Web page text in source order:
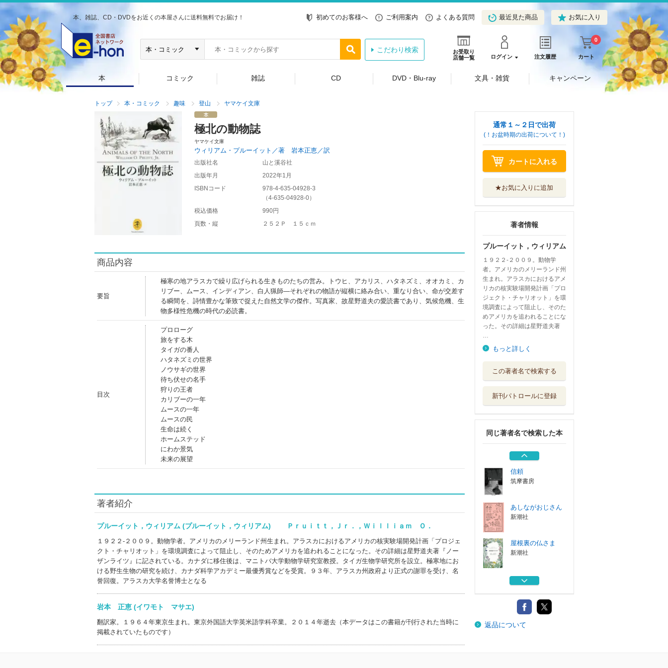
本、雑誌、CD・DVDをお近くの本屋さんに送料無料でお届け！ 初めてのお客様へ ご利用案内 よくある質問 最近見た商品 お気に入り
お受取り
店舗一覧
ログイン 注文履歴 カート
0
こだわり検索
本 コミック 雑誌 CD DVD・Blu-ray 文具・雑貨 キャンペーン
トップ 本・コミック 趣味 登山 ヤマケイ文庫
極北の動物誌
ヤマケイ文庫
ウィリアム・プルーイット／著 岩本正恵／訳
出版社名
山と溪谷社
出版年月
2022年1月
ISBNコード
978-4-635-04928-3
（4-635-04928-0）
税込価格
990円
頁数・縦
２５２Ｐ １５ｃｍ
商品内容
要旨
極寒の地アラスカで繰り広げられる生きものたちの営み。トウヒ、アカリス、ハタネズミ、オオカミ、カ
リブー、ムース、インディアン、白人猟師―それぞれの物語が縦横に絡み合い、重なり合い、命が交差す
る瞬間を、詩情豊かな筆致で捉えた自然文学の傑作。写真家、故星野道夫の愛読書であり、気候危機、生
物多様性危機の時代の必読書。
目次
プロローグ
旅をする木
タイガの番人
ハタネズミの世界
ノウサギの世界
待ち伏せの名手
狩りの王者
カリブーの一年
ムースの一年
ムースの民
生命は続く
ホームステッド
にわか景気
未来の展望
著者紹介
プルーイット，ウィリアム (プルーイット，ウィリアム) Ｐｒｕｉｔｔ，Ｊｒ．，Ｗｉｌｌｉａｍ Ｏ．
１９２２‐２００９。動物学者。アメリカのメリーランド州生まれ。アラスカにおけるアメリカの核実験場開発計画「プロジェ
クト・チャリオット」を環境調査によって阻止し、そのためアメリカを追われることになった。その詳細は星野道夫著『ノー
ザンライツ』に記されている。カナダに移住後は、マニトバ大学動物学研究室教授。タイガ生物学研究所を設立。極寒地にお
ける野生生物の研究を続け、カナダ科学アカデミー最優秀賞などを受賞。９３年、アラスカ州政府より正式の謝罪を受け、名
誉回復。アラスカ大学名誉博士となる
岩本 正恵 (イワモト マサエ)
翻訳家。１９６４年東京生まれ。東京外国語大学英米語学科卒業。２０１４年逝去（本データはこの書籍が刊行された当時に
掲載されていたものです）
通常１～２日で出荷
(！お盆時期の出荷について！)
カートに入れる
★お気に入りに追加
著者情報
プルーイット，ウィリアム
１９２２‐２００９。動物学
者。アメリカのメリーランド州
生まれ。アラスカにおけるアメ
リカの核実験場開発計画「プロ
ジェクト・チャリオット」を環
境調査によって阻止し、そのた
めアメリカを追われることにな
った。その詳細は星野道夫著
…
もっと詳しく
この著者名で検索する
新刊パトロールに登録
同じ著者名で検索した本
新潮社
愛と障害
ヴァレンタインズ
白水社
信頼
筑摩書房
あしながおじさん
新潮社
屋根裏の仏さま
新潮社
愛と障害
ヴァレンタインズ
白水社
返品について